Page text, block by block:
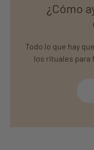
¿Cómo
Todo lo que hay
los rituales para